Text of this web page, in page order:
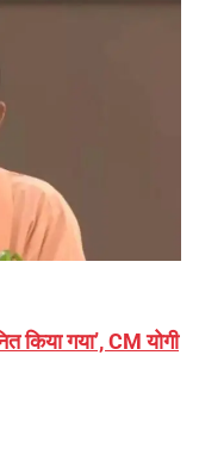
किया गया’, CM योगी